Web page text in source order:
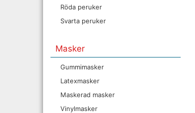
Röda peruker
Svarta peruker
Masker
Gummimasker
Latexmasker
Maskerad masker
Vinylmasker